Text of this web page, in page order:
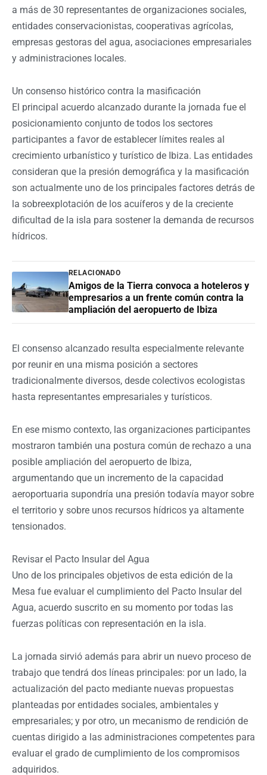
a más de 30 representantes de organizaciones sociales,
entidades conservacionistas, cooperativas agrícolas,
empresas gestoras del agua, asociaciones empresariales
y administraciones locales.
Un consenso histórico contra la masificación
El principal acuerdo alcanzado durante la jornada fue el
posicionamiento conjunto de todos los sectores
participantes a favor de establecer límites reales al
crecimiento urbanístico y turístico de Ibiza. Las entidades
consideran que la presión demográfica y la masificación
son actualmente uno de los principales factores detrás de
la sobreexplotación de los acuíferos y de la creciente
dificultad de la isla para sostener la demanda de recursos
hídricos.
RELACIONADO
Amigos de la Tierra convoca a hoteleros y
empresarios a un frente común contra la
ampliación del aeropuerto de Ibiza
El consenso alcanzado resulta especialmente relevante
por reunir en una misma posición a sectores
tradicionalmente diversos, desde colectivos ecologistas
hasta representantes empresariales y turísticos.
En ese mismo contexto, las organizaciones participantes
mostraron también una postura común de rechazo a una
posible ampliación del aeropuerto de Ibiza,
argumentando que un incremento de la capacidad
aeroportuaria supondría una presión todavía mayor sobre
el territorio y sobre unos recursos hídricos ya altamente
tensionados.
Revisar el Pacto Insular del Agua
Uno de los principales objetivos de esta edición de la
Mesa fue evaluar el cumplimiento del Pacto Insular del
Agua, acuerdo suscrito en su momento por todas las
fuerzas políticas con representación en la isla.
La jornada sirvió además para abrir un nuevo proceso de
trabajo que tendrá dos líneas principales: por un lado, la
actualización del pacto mediante nuevas propuestas
planteadas por entidades sociales, ambientales y
empresariales; y por otro, un mecanismo de rendición de
cuentas dirigido a las administraciones competentes para
evaluar el grado de cumplimiento de los compromisos
adquiridos.